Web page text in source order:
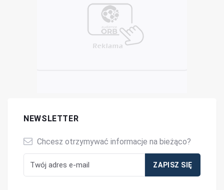
NEWSLETTER
Chcesz otrzymywać informacje na bieżąco?